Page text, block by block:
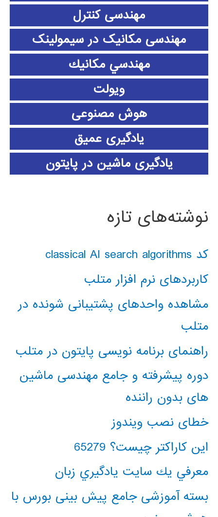
مهندسی کنترل
مهندسی مکانیک در سیمولینک
مهندسي مكانيك
ویولت
هوش مصنوعی
یادگیری عمیق
یادگیری ماشین در پایتون
نوشته‌های تازه
کد classical AI search algorithms
کاربردهای نرم افزار متلب
مشاهده واحدهای پشتیبانی شونده در
متلب
راهنمای برنامه نویسی پایتون در متلب
دوره پیشرفته و جامع مهندسی ماشین
های بدون راننده
خطای نصب ویندوز
این کاراکتر چیست؟ 65279
معرفي يك سايت يادگيري زبان
بسته آموزشی جامع پیش بینی بورس با